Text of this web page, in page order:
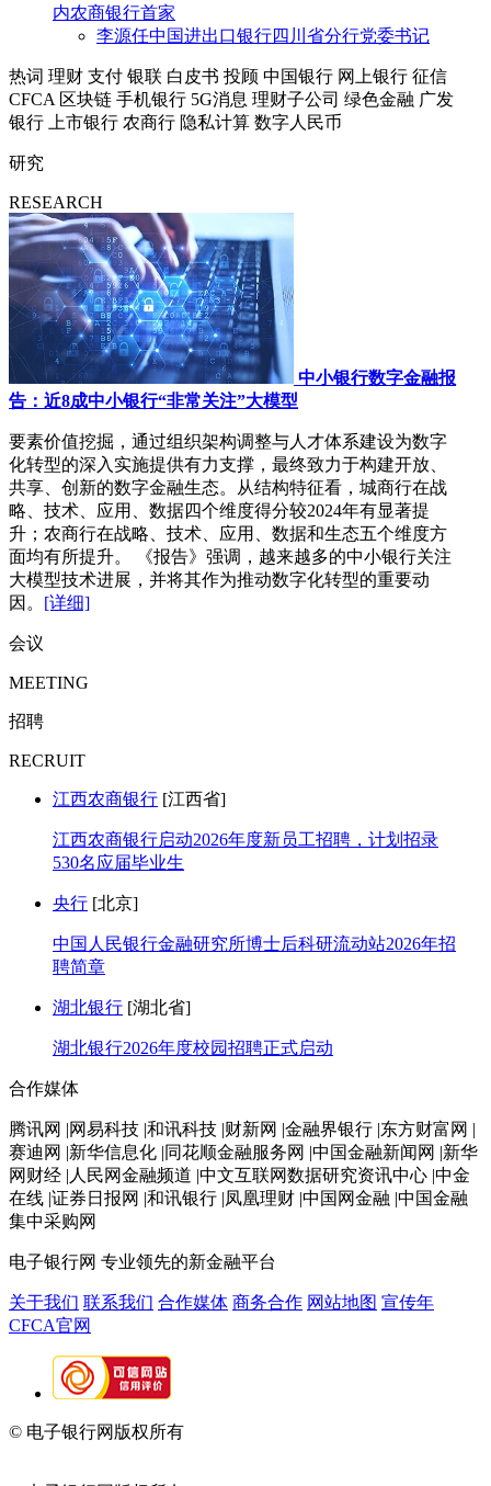
内农商银行首家
李源任中国进出口银行四川省分行党委书记
热词 理财 支付 银联 白皮书 投顾 中国银行 网上银行 征信
CFCA 区块链 手机银行 5G消息 理财子公司 绿色金融 广发
银行
上市银行 农商行 隐私计算 数字人民币
研究
RESEARCH
中小银行数字金融报
告：近8成中小银行“非常关注”大模型
要素价值挖掘，通过组织架构调整与人才体系建设为数字
化转型的深入实施提供有力支撑，最终致力于构建开放、
共享、创新的数字金融生态。从结构特征看，城商行在战
略、技术、应用、数据四个维度得分较2024年有显著提
升；农商行在战略、技术、应用、数据和生态五个维度方
面均有所提升。 《报告》强调，越来越多的中小银行关注
大模型技术进展，并将其作为推动数字化转型的重要动
因。 [详细]
会议
MEETING
招聘
RECRUIT
江西农商银行 [江西省]
江西农商银行启动2026年度新员工招聘，计划招录
530名应届毕业生
央行 [北京]
中国人民银行金融研究所博士后科研流动站2026年招
聘简章
湖北银行 [湖北省]
湖北银行2026年度校园招聘正式启动
合作媒体
腾讯网 |网易科技 |和讯科技 |财新网 |金融界银行 |东方财富网 |
赛迪网 |新华信息化 |同花顺金融服务网 |中国金融新闻网 |新华
网财经 |人民网金融频道 |中文互联网数据研究资讯中心 |中金
在线 |证券日报网 |和讯银行 |凤凰理财 |中国网金融 |中国金融
集中采购网
电子银行网 专业领先的新金融平台
关于我们 联系我们 合作媒体 商务合作 网站地图 宣传年
CFCA官网
© 电子银行网版权所有